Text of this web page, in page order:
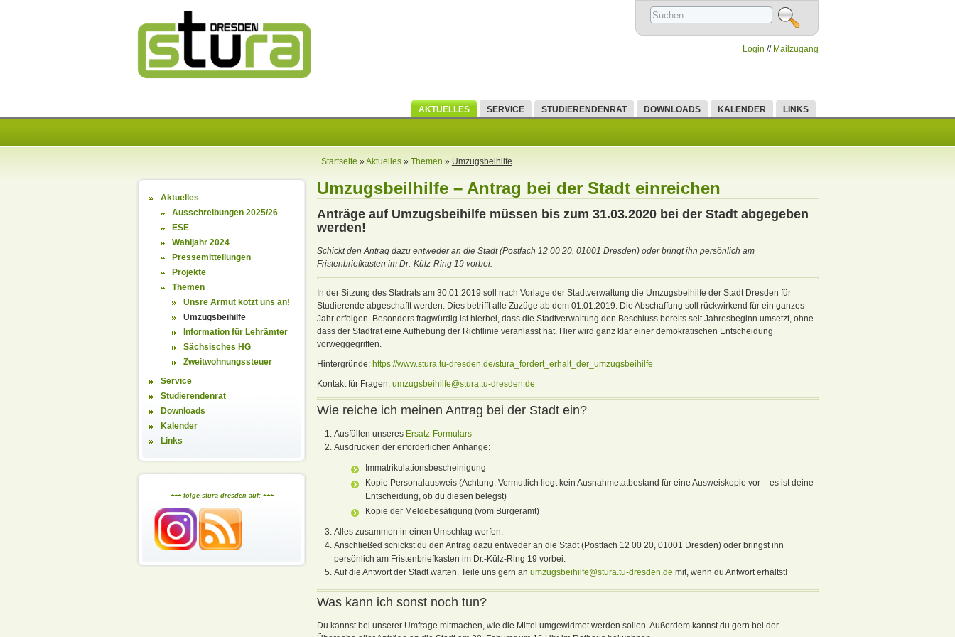
Login // Mailzugang
AKTUELLES SERVICE STUDIERENDENRAT DOWNLOADS KALENDER LINKS
Startseite »Aktuelles» Themen » Umzugsbeihilfe
Aktuelles
Ausschreibungen 2025/26
ESE
Wahljahr 2024
Pressemitteilungen
Projekte
Themen
Unsre Armut kotzt uns an!
Umzugsbeihilfe
Information für Lehrämter
Sächsisches HG
Zweitwohnungssteuer
Service
Studierendenrat
Downloads
Kalender
Links
+++ folge stura dresden auf: +++
Umzugsbeilhilfe – Antrag bei der Stadt einreichen
Anträge auf Umzugsbeihilfe müssen bis zum 31.03.2020 bei der Stadt abgegeben
werden!
Schickt den Antrag dazu entweder an die Stadt (Postfach 12 00 20, 01001 Dresden) oder bringt ihn persönlich am
Fristenbriefkasten im Dr.-Külz-Ring 19 vorbei.
In der Sitzung des Stadrats am 30.01.2019 soll nach Vorlage der Stadtverwaltung die Umzugsbeihilfe der Stadt Dresden für
Studierende abgeschafft werden: Dies betrifft alle Zuzüge ab dem 01.01.2019. Die Abschaffung soll rückwirkend für ein ganzes
Jahr erfolgen. Besonders fragwürdig ist hierbei, dass die Stadtverwaltung den Beschluss bereits seit Jahresbeginn umsetzt, ohne
dass der Stadtrat eine Aufhebung der Richtlinie veranlasst hat. Hier wird ganz klar einer demokratischen Entscheidung
vorweggegriffen.
Hintergründe: https://www.stura.tu-dresden.de/stura_fordert_erhalt_der_umzugsbeihilfe
Kontakt für Fragen: umzugsbeihilfe@stura.tu-dresden.de
Wie reiche ich meinen Antrag bei der Stadt ein?
Ausfüllen unseres Ersatz-Formulars
Ausdrucken der erforderlichen Anhänge:
Immatrikulationsbescheinigung
Kopie Personalausweis (Achtung: Vermutlich liegt kein Ausnahmetatbestand für eine Ausweiskopie vor – es ist deine
Entscheidung, ob du diesen belegst)
Kopie der Meldebesätigung (vom Bürgeramt)
Alles zusammen in einen Umschlag werfen.
Anschließed schickst du den Antrag dazu entweder an die Stadt (Postfach 12 00 20, 01001 Dresden) oder bringst ihn
persönlich am Fristenbriefkasten im Dr.-Külz-Ring 19 vorbei.
Auf die Antwort der Stadt warten. Teile uns gern an umzugsbeihilfe@stura.tu-dresden.de mit, wenn du Antwort erhältst!
Was kann ich sonst noch tun?
Du kannst bei unserer Umfrage mitmachen, wie die Mittel umgewidmet werden sollen. Außerdem kannst du gern bei der